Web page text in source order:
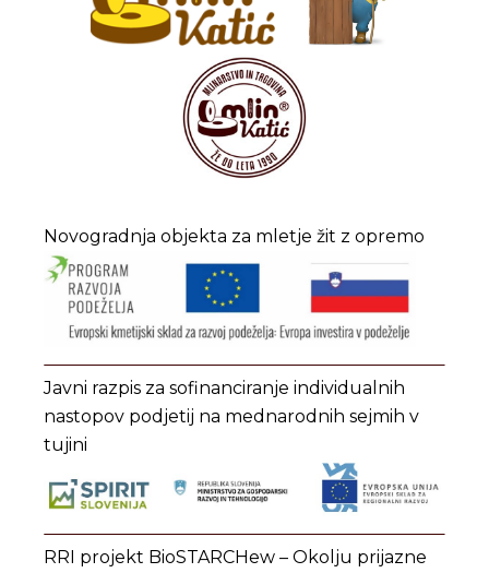
Novogradnja objekta za mletje žit z opremo
Javni razpis za sofinanciranje individualnih
nastopov podjetij na mednarodnih sejmih v
tujini
RRI projekt BioSTARCHew – Okolju prijazne